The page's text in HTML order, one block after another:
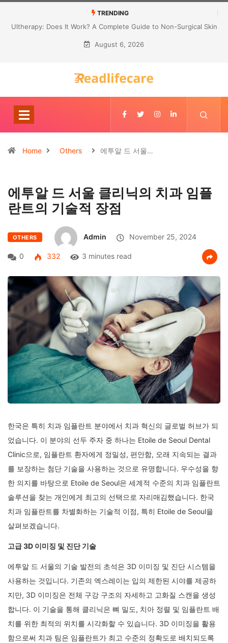
TRENDING
Ultherapy: Does It Work? A Complete Guide to Non-Surgical Skin
Tightening
August 6, 2026
Home Others 에투알 드 서울…
에투알 드 서울 클리닉의 치과 임플
란트의 기술적 장점
OTHERS Admin November 25, 2024
0 332 3 minutes read
한국은 특히 치과 임플란트 분야에서 치과 혁신의 글로벌 허브가 되
었습니다. 이 분야의 선두 주자 중 하나는 Etoile de Seoul Dental
Clinic으로, 임플란트 환자에게 정밀성, 편안함, 오래 지속되는 결과
를 보장하는 첨단 기술을 사용하는 것으로 유명합니다. 우수성을 향
한 의지를 바탕으로 Etoile de Seoul은 세계적 수준의 치과 임플란트
솔루션을 찾는 개인에게 최고의 선택으로 자리매김했습니다. 한국
치과 임플란트를 차별화하는 기술적 이점, 특히 Etoile de Seoul을
살펴보겠습니다.
고급 3D 이미징 및 진단 기술
에투알 드 서울의 기술 발전의 초석은 3D 이미징 및 진단 시스템을
사용하는 것입니다. 기존의 엑스레이는 입의 제한된 시야를 제공하
지만, 3D 이미징은 전체 구강 구조의 자세하고 고화질 스캔을 생성
합니다. 이 기술을 통해 클리닉은 뼈 밀도, 치아 정렬 및 임플란트 배
치를 위한 최적의 위치를 시각화할 수 있습니다. 3D 이미징을 활용
함으로써 치과 팀은 임플란트가 최고 수준의 정확도로 배치되도록